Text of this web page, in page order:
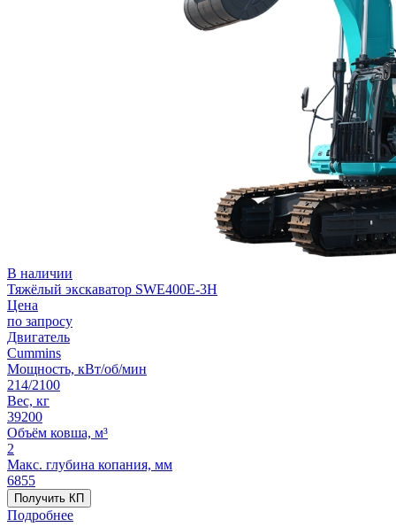
В наличии
Тяжёлый экскаватор SWE400E-3H
Цена
по запросу
Двигатель
Сummins
Мощность, кВт/об/мин
214/2100
Вес, кг
39200
Объём ковша, м³
2
Макс. глубина копания, мм
6855
Получить КП
Подробнее